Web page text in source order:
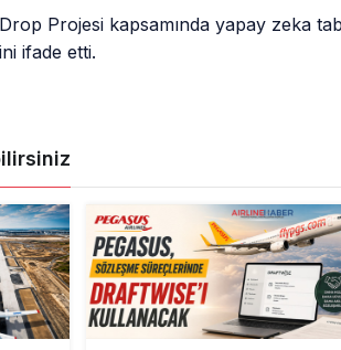
Projesi kapsamında yapay zeka
ifade etti.